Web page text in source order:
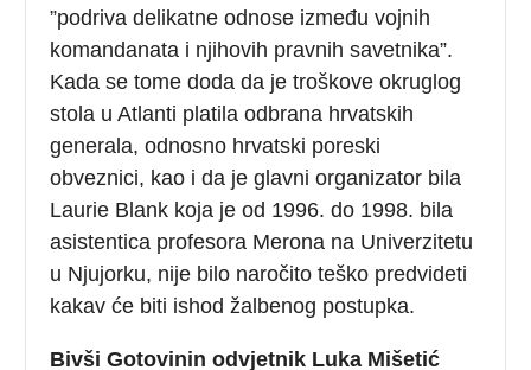
”podriva delikatne odnose između vojnih
komandanata i njihovih pravnih savetnika”.
Kada se tome doda da je troškove okruglog
stola u Atlanti platila odbrana hrvatskih
generala, odnosno hrvatski poreski
obveznici, kao i da je glavni organizator bila
Laurie Blank koja je od 1996. do 1998. bila
asistentica profesora Merona na Univerzitetu
u Njujorku, nije bilo naročito teško predvideti
kakav će biti ishod žalbenog postupka.
Bivši Gotovinin odvjetnik Luka Mišetić